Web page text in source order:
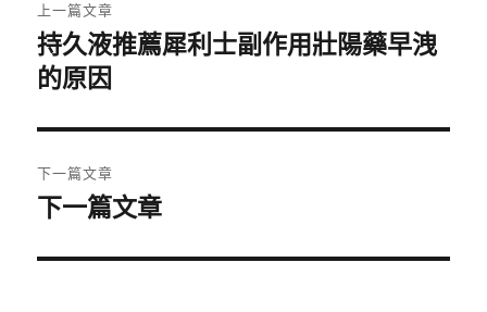
章
導
覽
上一篇文章
上
一
文
章:
持久液推薦犀利士副作用壯陽藥早洩
的原因
下一篇文章
下
篇
下一篇文章